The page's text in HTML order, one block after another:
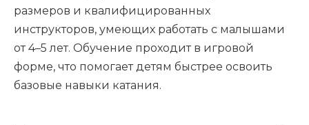
размеров и квалифицированных
инструкторов, умеющих работать с малышами
от 4–5 лет. Обучение проходит в игровой
форме, что помогает детям быстрее освоить
базовые навыки катания.